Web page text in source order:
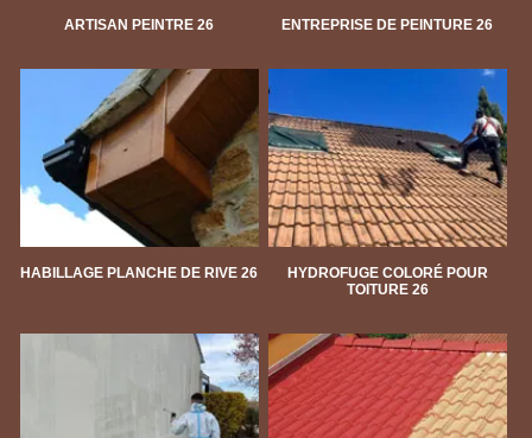
ARTISAN PEINTRE 26 ENTREPRISE DE PEINTURE 26
HABILLAGE PLANCHE DE RIVE 26
HYDROFUGE COLORÉ POUR
TOITURE 26